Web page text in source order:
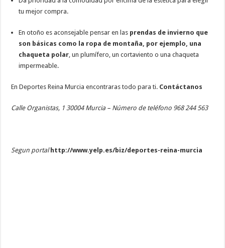
tu mejor compra.
En otoño es aconsejable pensar en las prendas de invierno que
son básicas como la ropa de montaña, por ejemplo, una
chaqueta polar , un plumífero, un cortaviento o una chaqueta
impermeable.
En Deportes Reina Murcia encontraras todo para ti. Contáctanos
Calle Organistas, 1 30004 Murcia – Número de teléfono 968 244 563
Segun portal http://www.yelp.es/biz/deportes-reina-murcia